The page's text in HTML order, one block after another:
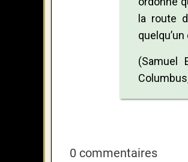
la route
(Samuel
0 commentaires